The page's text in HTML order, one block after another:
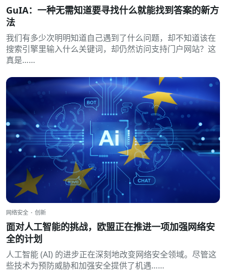
GuIA：一种无需知道要寻找什么就能找到答案的新方
法
我们有多少次明明知道自己遇到了什么问题，却不知道该在
搜索引擎里输入什么关键词，却仍然访问支持门户网站？这
真是……
网络安全 · 创新
面对人工智能的挑战，欧盟正在推进一项加强网络安
全的计划
人工智能 (AI) 的进步正在深刻地改变网络安全领域。尽管这
些技术为预防威胁和加强安全提供了机遇……